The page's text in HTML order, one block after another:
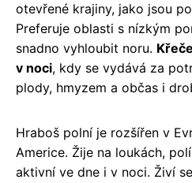
otevřené krajiny, jako jsou
Preferuje oblasti s nízkým
snadno vyhloubit noru.
v noci, kdy se vydává za
plody, hmyzem a občas i
Hraboš polní je rozšířen v
Americe. Žije na loukách,
aktivní ve dne i v noci. Živí